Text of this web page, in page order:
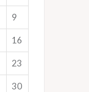
9
16
23
30